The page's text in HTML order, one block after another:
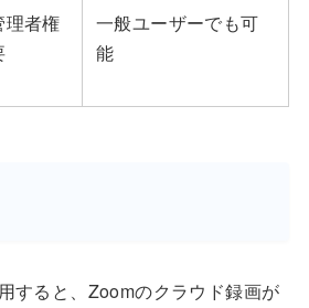
理者権
一般ユーザーでも可
能
すると、Zoomのクラウド録画が